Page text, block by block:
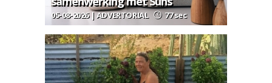
05-08-2026 | ADVERTORIAL 77 sec